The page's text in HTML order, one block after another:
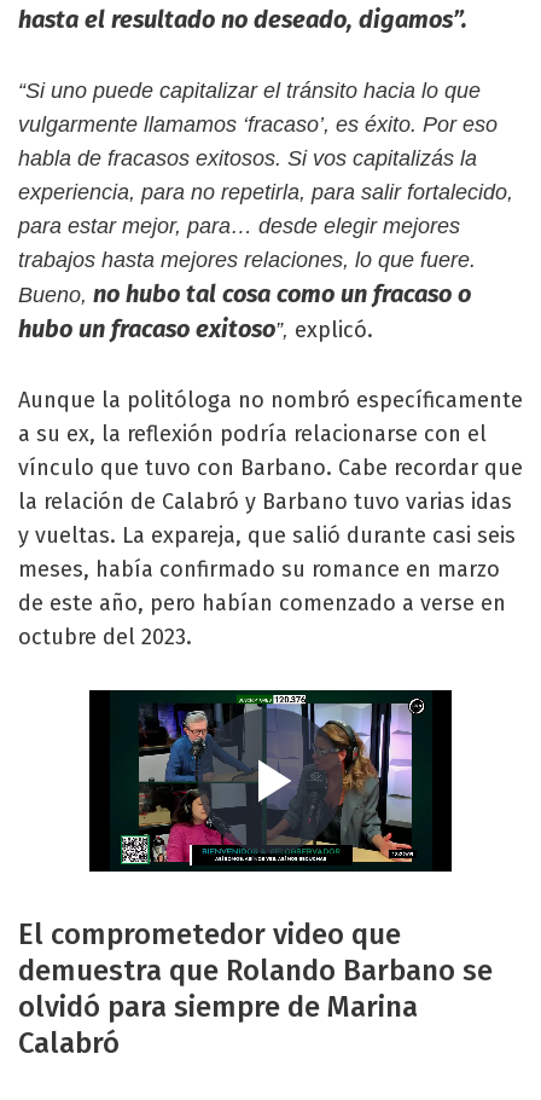
hasta el resultado no deseado, digamos”.
“Si uno puede capitalizar el tránsito hacia lo que
vulgarmente llamamos ‘fracaso’, es éxito. Por eso
habla de fracasos exitosos. Si vos capitalizás la
experiencia, para no repetirla, para salir fortalecido,
para estar mejor, para… desde elegir mejores
trabajos hasta mejores relaciones, lo que fuere.
Bueno, no hubo tal cosa como un fracaso o
hubo un fracaso exitoso”, explicó.
Aunque la politóloga no nombró específicamente
a su ex, la reflexión podría relacionarse con el
vínculo que tuvo con Barbano. Cabe recordar que
la relación de Calabró y Barbano tuvo varias idas
y vueltas. La expareja, que salió durante casi seis
meses, había confirmado su romance en marzo
de este año, pero habían comenzado a verse en
octubre del 2023.
El comprometedor video que
demuestra que Rolando Barbano se
olvidó para siempre de Marina
Calabró